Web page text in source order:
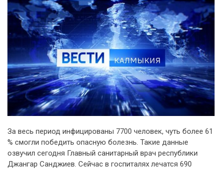
За весь период инфицированы 7700 человек, чуть более 61
% смогли победить опасную болезнь. Такие данные
озвучил сегодня Главный санитарный врач республики
Джангар Санджиев. Сейчас в госпиталях лечатся 690